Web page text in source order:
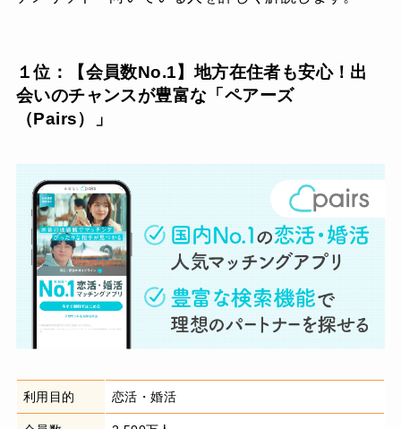
１位：【会員数No.1】地方在住者も安心！出
会いのチャンスが豊富な「ペアーズ
（Pairs）」
利用目的 恋活・婚活